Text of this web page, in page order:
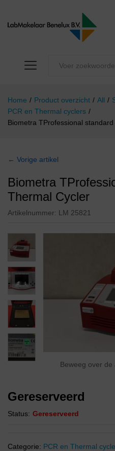
Home / Product overzicht / All /
PCR en Thermal cyclers /
Biometra TProfessional
← Vorige artikel
Biometra
Thermal Cycler
Artikelnummer: LM 25821
Beweeg over
Gereserveerd
Status: Gereserveerd
Categorie: PCR en Thermal